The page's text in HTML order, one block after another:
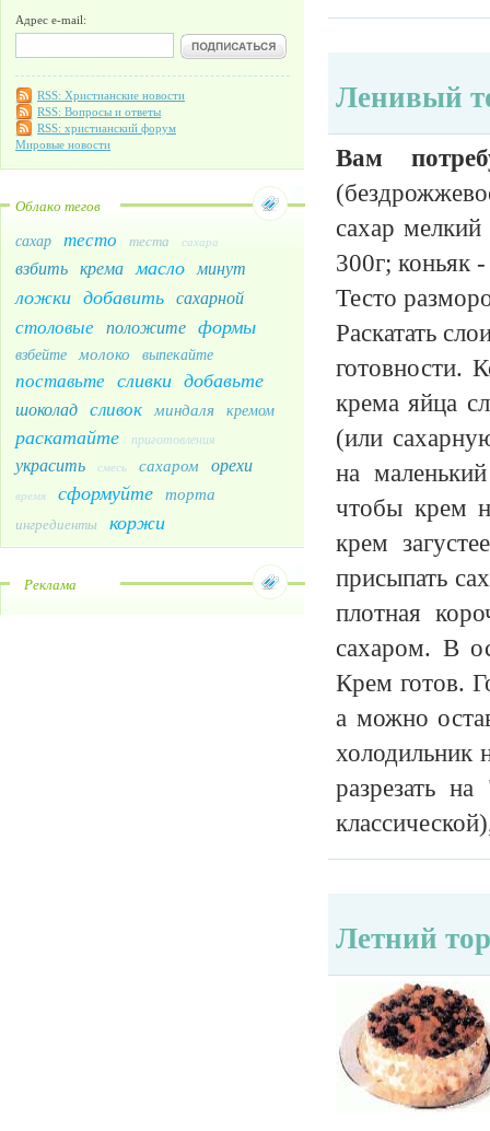
Адрес e-mail:
RSS: Христианские новости
RSS: Вопросы и ответы
RSS: христианский форум
Мировые новости
Облако тегов
сахар тесто теста сахара
взбить крема масло минут
ложки добавить сахарной
столовые положите формы
взбейте молоко выпекайте
поставьте сливки добавьте
шоколад сливок миндаля кремом
раскатайте приготовления
украсить смесь сахаром орехи
время сформуйте торта
ингредиенты коржи
Реклама
Ленивый
Вам
сахар
300г; коньяк
Тесто
Раскатать
готовности.
крема яйца
(или
на
чтобы крем
крем
присыпать
плотная
сахаром. В
Крем готов.
а можно
холодильник
разрезать
Летний